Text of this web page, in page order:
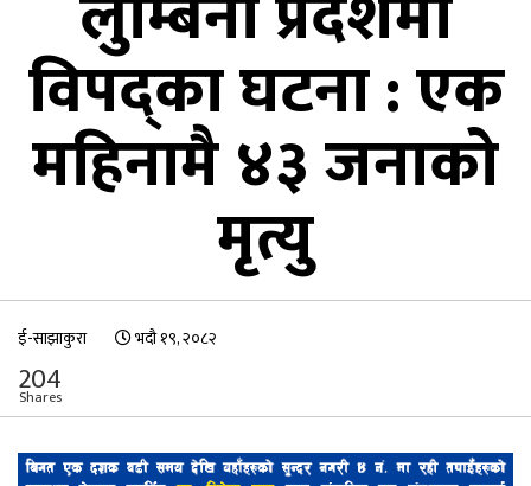
विपद्का घटना : एक
महिनामै ४३ जनाको
मृत्यु
ई-साझाकुरा भदौ १९, २०८२
204
Shares